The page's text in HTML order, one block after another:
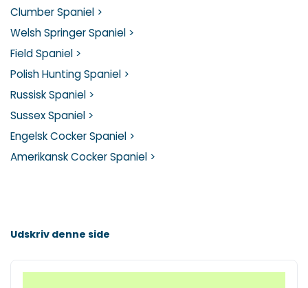
Clumber Spaniel >
Welsh Springer Spaniel >
Field Spaniel >
Polish Hunting Spaniel >
Russisk Spaniel >
Sussex Spaniel >
Engelsk Cocker Spaniel >
Amerikansk Cocker Spaniel >
Udskriv denne side